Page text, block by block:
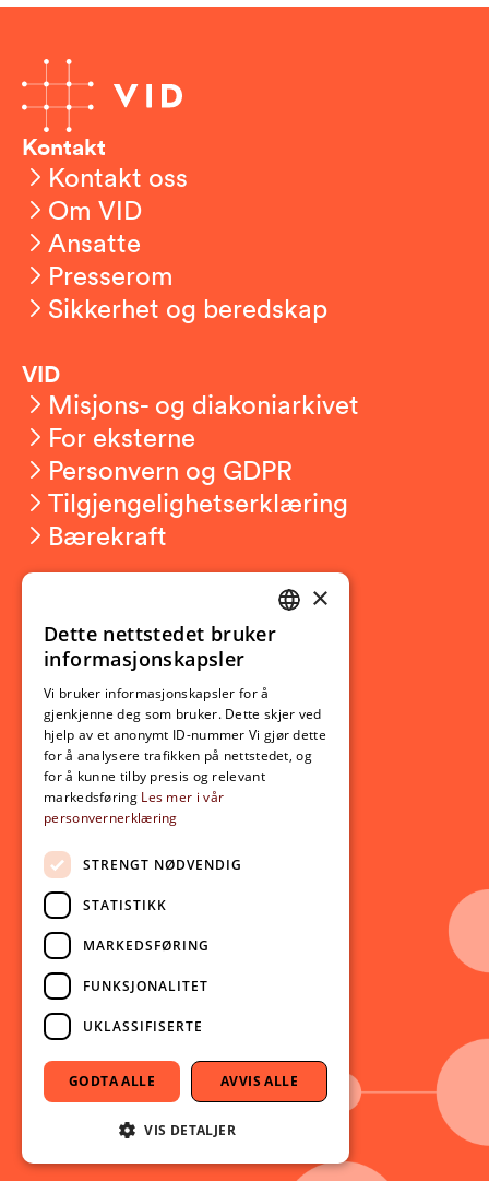
Kontakt
Kontakt oss
Om VID
Ansatte
Presserom
Sikkerhet og beredskap
VID
Misjons- og diakoniarkivet
For eksterne
Personvern og GDPR
Tilgjengelighetserklæring
Bærekraft
Ny student
Utveksling
Opptak
Lov- og regelverk
Aktuelt
Nyheter
Arrangementer
Nyhetsbrev
Ledige stillinger
Følg oss på sosiale medier:
Facebook
Instagram
Youtube
LinkedIn
TikTok
NORWEGIAN
×
Dette nettstedet bruker
informasjonskapsler
Vi bruker informasjonskapsler for å
gjenkjenne deg som bruker. Dette skjer ved
hjelp av et anonymt ID-nummer Vi gjør dette
for å analysere trafikken på nettstedet, og
for å kunne tilby presis og relevant
markedsføring Les mer i vår
personvernerklæring
STRENGT NØDVENDIG
STATISTIKK
MARKEDSFØRING
FUNKSJONALITET
UKLASSIFISERTE
GODTA ALLE AVVIS ALLE
VIS DETALJER